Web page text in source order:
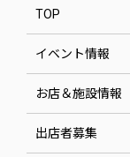
TOP
イベント情報
お店＆施設情報
出店者募集